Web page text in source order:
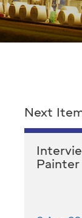
Next
Painter